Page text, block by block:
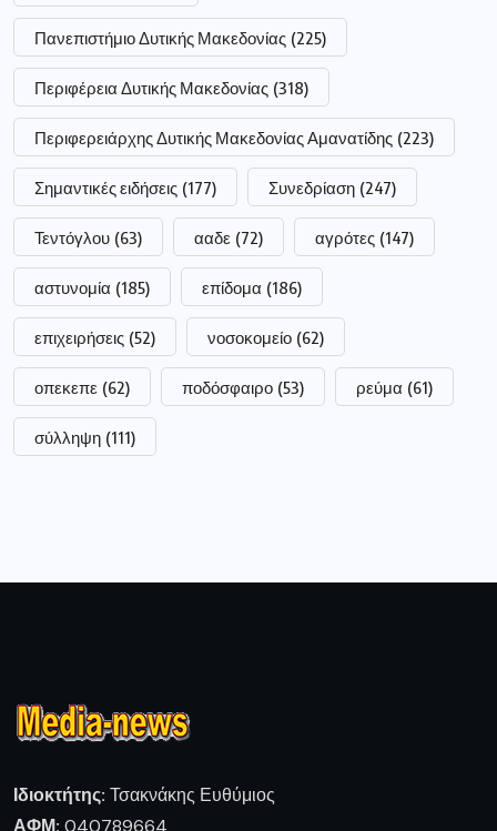
Πανεπιστήμιο Δυτικής Μακεδονίας (225)
Περιφέρεια Δυτικής Μακεδονίας (318)
Περιφερειάρχης Δυτικής Μακεδονίας Αμανατίδης (223)
Σημαντικές ειδήσεις (177) Συνεδρίαση (247)
Τεντόγλου (63) ααδε (72) αγρότες (147)
αστυνομία (185) επίδομα (186)
επιχειρήσεις (52) νοσοκομείο (62)
οπεκεπε (62) ποδόσφαιρο (53) ρεύμα (61)
σύλληψη (111)
Ιδιοκτήτης: Τσακνάκης Ευθύμιος
ΑΦΜ: 040789664